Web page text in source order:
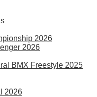
2026
2026
BMX Freestyle 2025
2026